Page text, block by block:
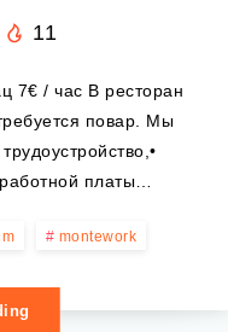
11
7€ / час В ресторан
повар. Мы
платы…
montework